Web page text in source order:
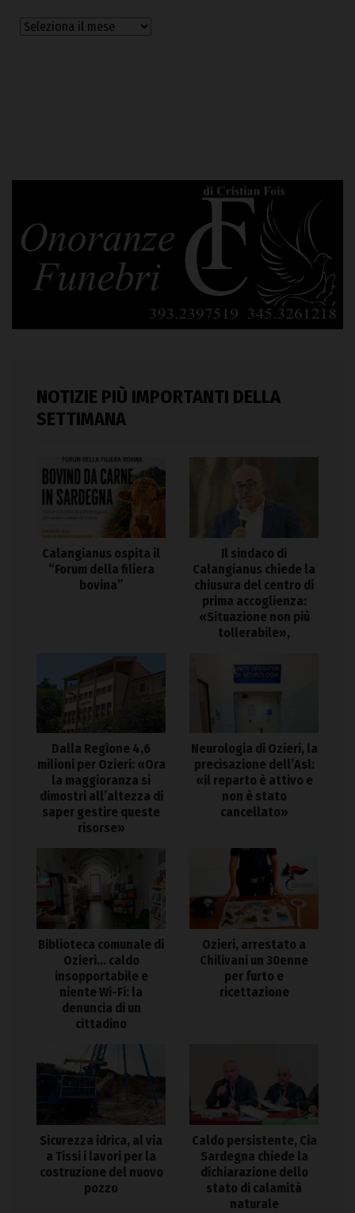
Archivi
NOTIZIE PIÙ IMPORTANTI DELLA
SETTIMANA
Calangianus ospita il
“Forum della filiera
bovina”
Il sindaco di
Calangianus chiede la
chiusura del centro di
prima accoglienza:
«Situazione non più
tollerabile»,
Dalla Regione 4,6
milioni per Ozieri: «Ora
la maggioranza si
dimostri all’altezza di
saper gestire queste
risorse»
Neurologia di Ozieri, la
precisazione dell’Asl:
«il reparto è attivo e
non è stato
cancellato»
Biblioteca comunale di
Ozieri… caldo
insopportabile e
niente Wi-Fi: la
denuncia di un
cittadino
Ozieri, arrestato a
Chilivani un 30enne
per furto e
ricettazione
Sicurezza idrica, al via
a Tissi i lavori per la
costruzione del nuovo
pozzo
Caldo persistente, Cia
Sardegna chiede la
dichiarazione dello
stato di calamità
naturale